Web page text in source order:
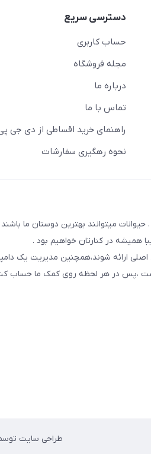
دسترسی سریع
حساب کاربری
مجله فروشگاه
درباره ما
تماس با ما
راهنمای خرید اقساطی از دی جی
نحوه رهگیری سفارشات
میتوانند بهترین دوستان ما
همیشه در کنارتان خواهیم بود .
ارائه شوند،همچنین مدیریت یک
است ،پس در هر لحظه روی کمک ما حساب
طراحی سایت